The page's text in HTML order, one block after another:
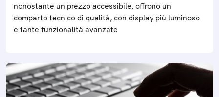
nonostante un prezzo accessibile, offrono un
comparto tecnico di qualità, con display più luminoso
e tante funzionalità avanzate